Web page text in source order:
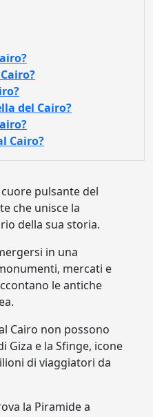
del Cairo?
Cairo?
pulsante del
che unisce la
della sua storia.
in una
mercati e
le antiche
Cairo non possono
Giza e la Sfinge, icone
di viaggiatori da
la Piramide a